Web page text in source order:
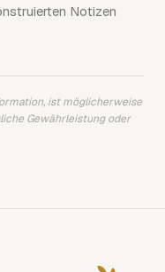
Notizen
ist möglicherweise
Gewährleistung oder